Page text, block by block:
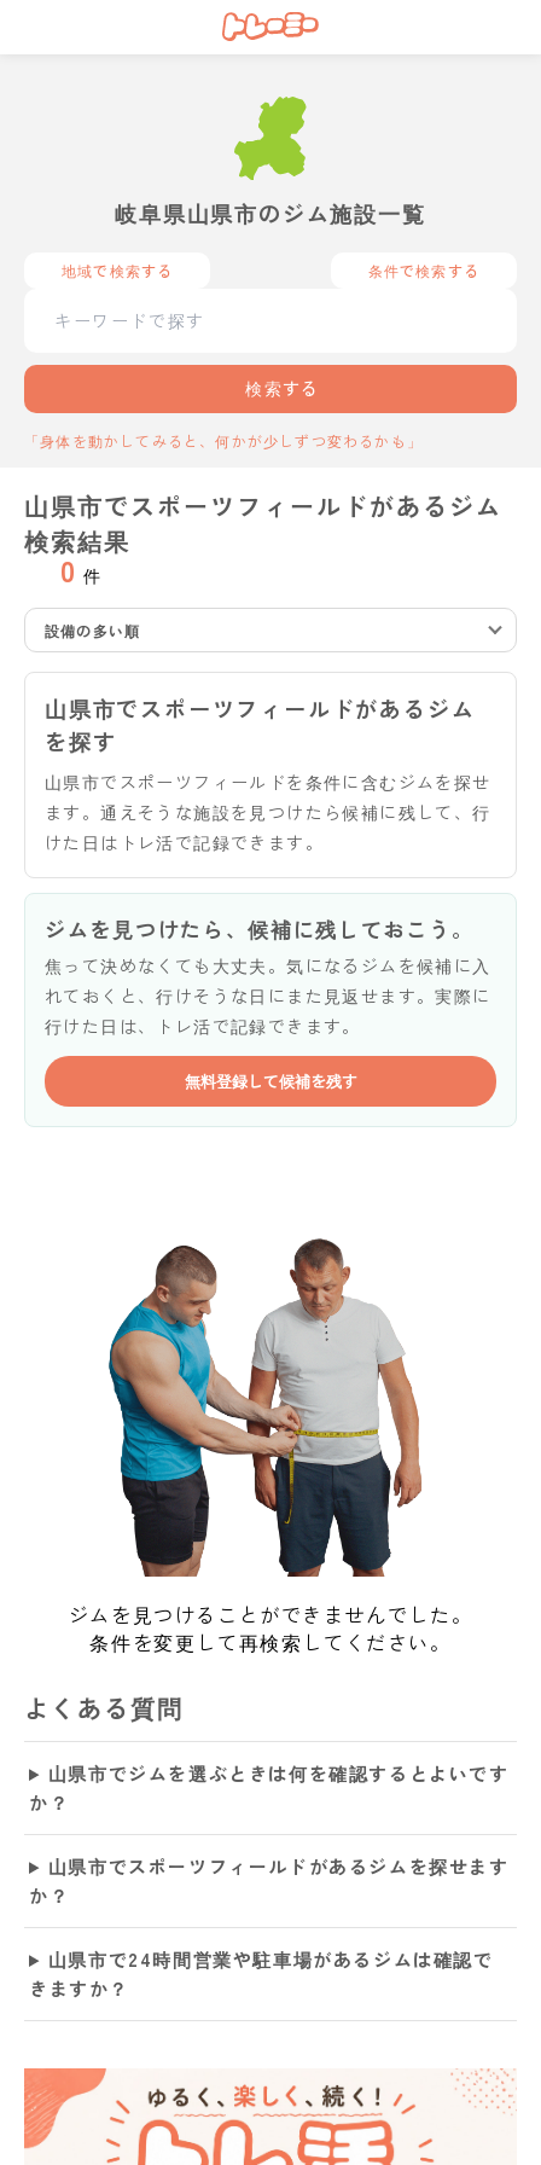
岐阜県山県市のジム施設一覧
地域で検索する 条件で検索する
検索する
「身体を動かしてみると、何かが少しずつ変わるかも」
山県市でスポーツフィールドがあるジム
検索結果
0 件
設備の多い順
山県市でスポーツフィールドがあるジム
を探す
山県市でスポーツフィールドを条件に含むジムを探せ
ます。通えそうな施設を見つけたら候補に残して、行
けた日はトレ活で記録できます。
ジムを見つけたら、候補に残しておこう。
焦って決めなくても大丈夫。気になるジムを候補に入
れておくと、行けそうな日にまた見返せます。実際に
行けた日は、トレ活で記録できます。
無料登録して候補を残す
ジムを見つけることができませんでした。
条件を変更して再検索してください。
よくある質問
山県市でジムを選ぶときは何を確認するとよいです
か？
山県市でスポーツフィールドがあるジムを探せます
か？
山県市で24時間営業や駐車場があるジムは確認で
きますか？